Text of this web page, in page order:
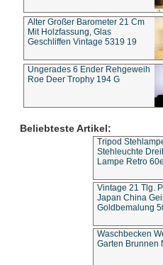
Alter Großer Barometer 21 Cm
Mit Holzfassung, Glas
Geschliffen Vintage 5319 19
Ungerades 6 Ender Rehgeweih
Roe Deer Trophy 194 G
Beliebteste Artikel:
Tripod
Stehleuchte
Lampe Retro
Vintage 21 Tlg.
Japan China
Goldbemalung
Waschbecken
Garten Brunnen